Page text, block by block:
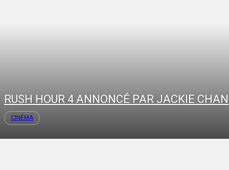
RUSH HOUR 4 ANNONCÉ PAR JACKIE CHAN
CINÉMA